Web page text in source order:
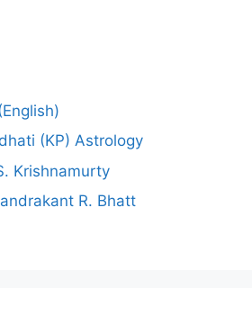
(KP) Astrology
Krishnamurty
R. Bhatt